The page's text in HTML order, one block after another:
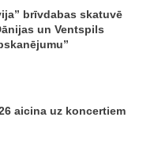
brīvdabas skatuvē
un Ventspils
aicina uz koncertiem